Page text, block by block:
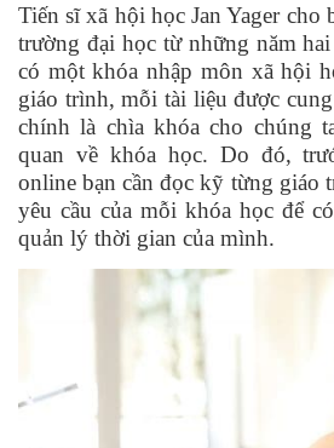
Tiến sĩ xã hội học Jan Yager cho
trường đại học từ những năm
có một khóa nhập môn xã hội
giáo trình, mỗi tài liệu được
chính là chìa khóa cho chúng
quan về khóa học. Do đó,
online bạn cần đọc kỹ từng giáo
yêu cầu của mỗi khóa học để
quản lý thời gian của mình.